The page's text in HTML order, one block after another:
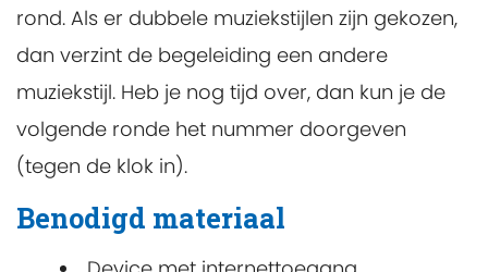
rond. Als er dubbele muziekstijlen zijn gekozen,
dan verzint de begeleiding een andere
muziekstijl. Heb je nog tijd over, dan kun je de
volgende ronde het nummer doorgeven
(tegen de klok in).
Benodigd materiaal